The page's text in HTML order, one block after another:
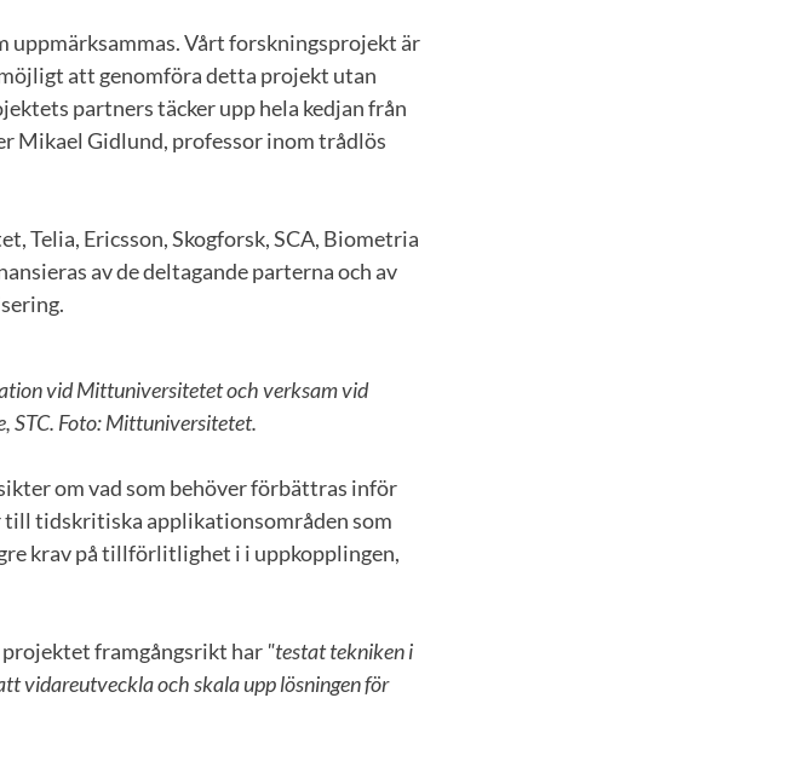
uppmärksammas. Vårt forskningsprojekt är
att genomföra detta projekt utan
partners täcker upp hela kedjan från
Mikael Gidlund, professor inom trådlös
Ericsson, Skogforsk, SCA, Biometria
av de deltagande parterna och av
vid Mittuniversitetet och verksam vid
STC. Foto: Mittuniversitetet.
om vad som behöver förbättras inför
till tidskritiska applikationsområden som
krav på tillförlitlighet i i uppkopplingen,
framgångsrikt har "testat tekniken i
vidareutveckla och skala upp lösningen för